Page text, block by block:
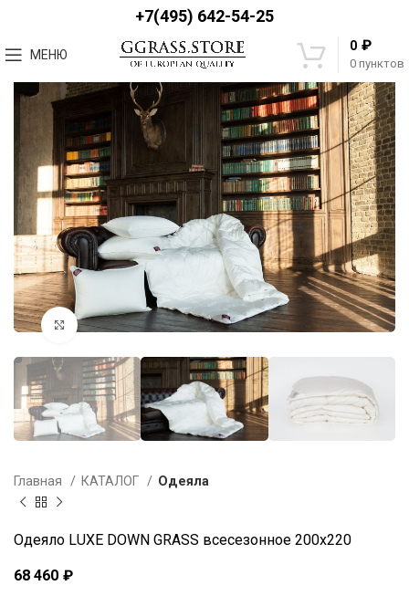
+7(495) 642-54-25
МЕНЮ
0 пунктов
0 ₽
Увеличить
Главная КАТАЛОГ Одеяла
Одеяло LUXE DOWN GRASS всесезонное 200х220
68 460 ₽